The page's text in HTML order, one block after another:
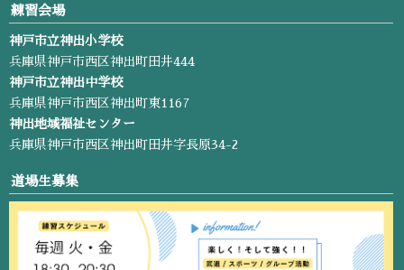
練習会場
神戸市立神出小学校
兵庫県神戸市西区神出町田井444
神戸市立神出中学校
兵庫県神戸市西区神出町東1167
神出地域福祉センター
兵庫県神戸市西区神出町田井字長原34-2
道場生募集